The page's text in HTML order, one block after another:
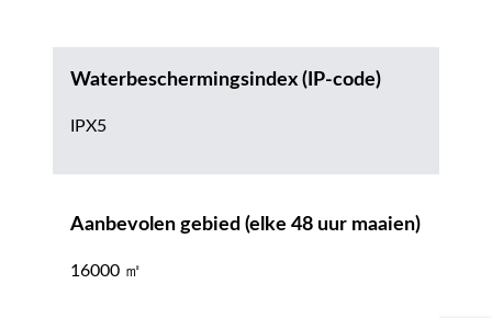
Waterbeschermingsindex (IP-code)
IPX5
Aanbevolen gebied (elke 48 uur maaien)
16000 ㎡